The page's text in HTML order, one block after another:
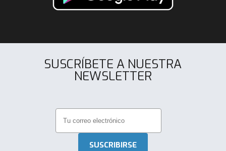
SUSCRÍBETE A NUESTRA
NEWSLETTER